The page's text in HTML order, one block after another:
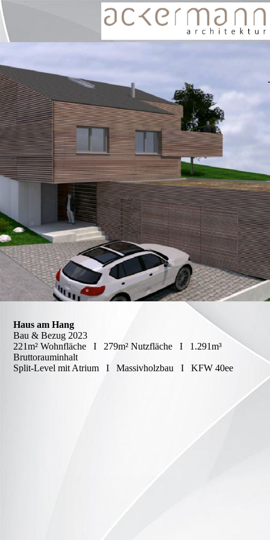
Haus am Hang
Bau & Bezug 2023
221m² Wohnfläche I 279m² Nutzfläche I 1.291m³
Bruttorauminhalt
Split-Level mit Atrium I Massivholzbau I KFW 40ee